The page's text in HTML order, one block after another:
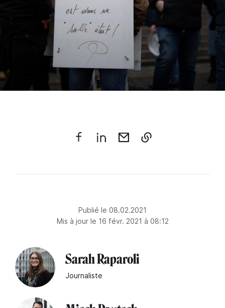
Publié le 08.02.2021
Mis à jour le 16 févr. 2021 à 08:12
Sarah Raparoli
Journaliste